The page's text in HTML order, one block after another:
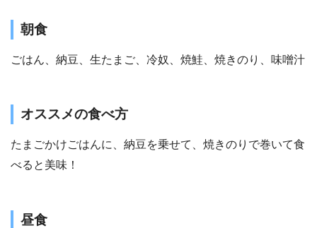
朝食
ごはん、納豆、生たまご、冷奴、焼鮭、焼きのり、味噌汁
オススメの食べ方
たまごかけごはんに、納豆を乗せて、焼きのりで巻いて食
べると美味！
昼食